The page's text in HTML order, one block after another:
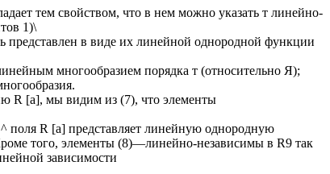
тем свойством, что в нем можно указать т линейно-
1)\
представлен в виде их линейной однородной функции
многообразием порядка т (относительно Я);
R [а], мы видим из (7), что элементы
поля R [а] представляет линейную однородную
того, элементы (8)—линейно-независимы в R9 так
зависимости